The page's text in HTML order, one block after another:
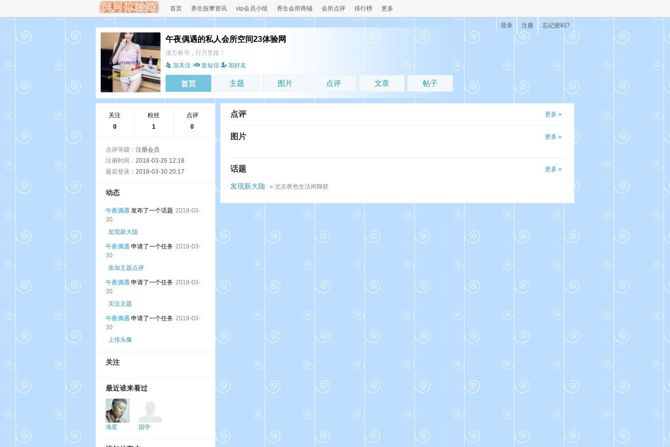
首页 养生按摩资讯 vip会员小组 养生会所商铺 会所点评 排行榜 更多
忘记密码?
注册
登录
午夜偶遇的私人会所空间23体验网
读万卷书，行万里路！
加关注
发短信 加好友
首页 主题 图片 点评 文章 帖子
关注
0
粉丝
1
点评
0
点评等级： 注册会员
注册时间： 2018-03-26 12:18
最后登录： 2018-03-30 20:17
动态
午夜偶遇 发布了一个话题 2018-03-
30
发现新大陆
午夜偶遇 申请了一个任务 2018-03-
30
添加主题点评
午夜偶遇 申请了一个任务 2018-03-
30
关注主题
午夜偶遇 申请了一个任务 2018-03-
30
上传头像
关注
最近谁来看过
海星 国学
点评 更多 »
图片 更多 »
话题 更多 »
发现新大陆 » 北京夜色生活闲聊群